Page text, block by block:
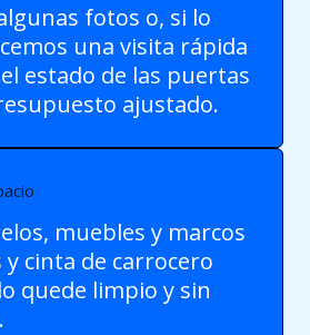
fotos o, si lo
una visita rápida
estado de las puertas
ajustado.
muebles y marcos
cinta de carrocero
quede limpio y sin